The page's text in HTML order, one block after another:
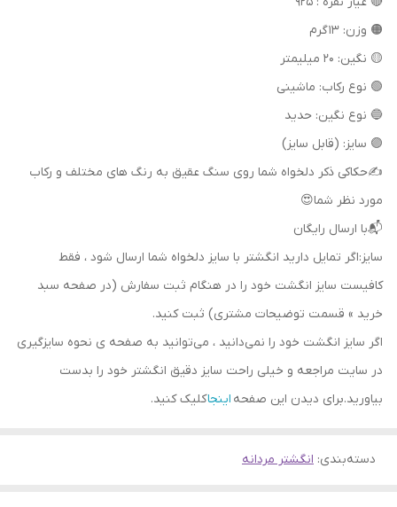
🟠 وزن: 13 گرم
🟡 نگین: 20 میلیمتر
🟢 نوع رکاب: ماشینی
🔵 نوع نگین: حدید
🟣 سایز: (قابل سایز)
✍حکاکی ذکر دلخواه شما روی سنگ عقیق به رنگ های مختلف و رکاب
مورد نظر شما😍
📬با ارسال رایگان
سایز:اگر تمایل دارید انگشتر با سایز دلخواه شما ارسال شود ، فقط
کافیست سایز انگشت خود را در هنگام ثبت سفارش (در صفحه سبد
خرید » قسمت توضیحات مشتری) ثبت کنید.
اگر سایز انگشت خود را نمی‌دانید ، می‌توانید به صفحه ی نحوه سایزگیری
در سایت مراجعه و خیلی راحت سایز دقیق انگشتر خود را بدست
بیاورید.برای دیدن این صفحه اینجاکلیک کنید.
دسته‌بندی: انگشتر مردانه